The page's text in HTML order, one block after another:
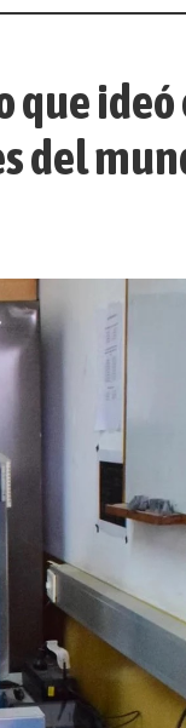
que ideó
del